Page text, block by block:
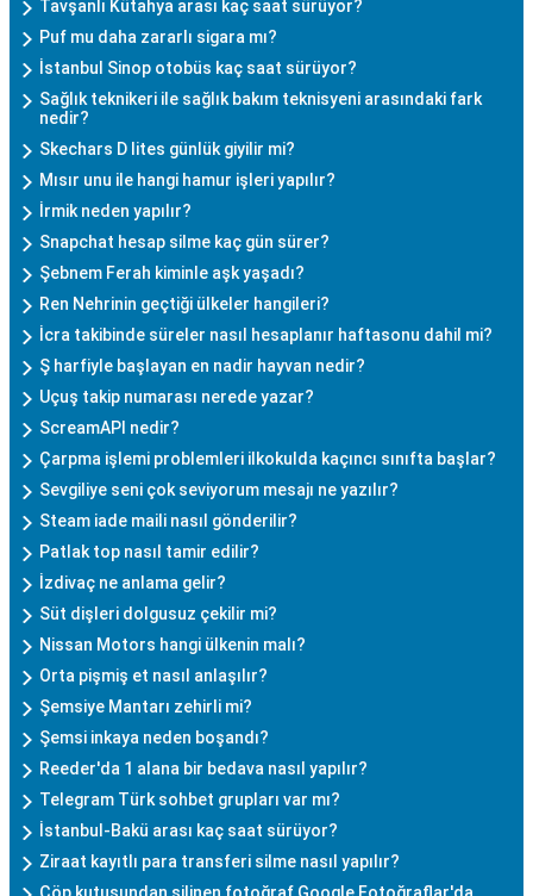
Tavşanlı Kütahya arası kaç saat sürüyor?
Puf mu daha zararlı sigara mı?
İstanbul Sinop otobüs kaç saat sürüyor?
Sağlık teknikeri ile sağlık bakım teknisyeni arasındaki fark
nedir?
Skechars D lites günlük giyilir mi?
Mısır unu ile hangi hamur işleri yapılır?
İrmik neden yapılır?
Snapchat hesap silme kaç gün sürer?
Şebnem Ferah kiminle aşk yaşadı?
Ren Nehrinin geçtiği ülkeler hangileri?
İcra takibinde süreler nasıl hesaplanır haftasonu dahil mi?
Ş harfiyle başlayan en nadir hayvan nedir?
Uçuş takip numarası nerede yazar?
ScreamAPI nedir?
Çarpma işlemi problemleri ilkokulda kaçıncı sınıfta başlar?
Sevgiliye seni çok seviyorum mesajı ne yazılır?
Steam iade maili nasıl gönderilir?
Patlak top nasıl tamir edilir?
İzdivaç ne anlama gelir?
Süt dişleri dolgusuz çekilir mi?
Nissan Motors hangi ülkenin malı?
Orta pişmiş et nasıl anlaşılır?
Şemsiye Mantarı zehirli mi?
Şemsi inkaya neden boşandı?
Reeder'da 1 alana bir bedava nasıl yapılır?
Telegram Türk sohbet grupları var mı?
İstanbul-Bakü arası kaç saat sürüyor?
Ziraat kayıtlı para transferi silme nasıl yapılır?